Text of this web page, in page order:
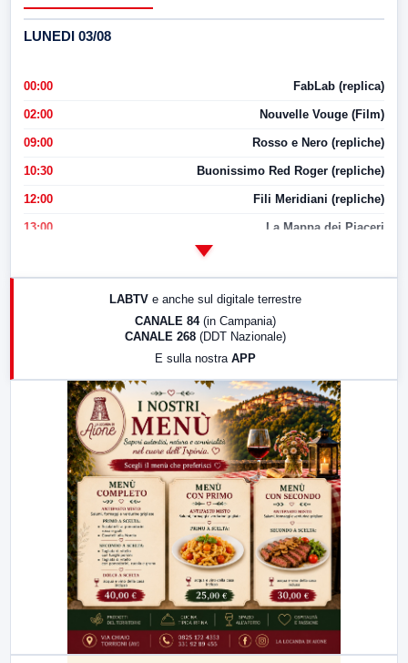
LUNEDI 03/08
00:00 FabLab (replica)
02:00 Nouvelle Vouge (Film)
09:00 Rosso e Nero (repliche)
10:30 Buonissimo Red Roger (repliche)
12:00 Fili Meridiani (repliche)
13:00 La Mappa dei Piaceri
LabNews (replica)
LABTV e anche sul digitale terrestre
CANALE 84 (in Campania)
CANALE 268 (DDT Nazionale)
E sulla nostra APP